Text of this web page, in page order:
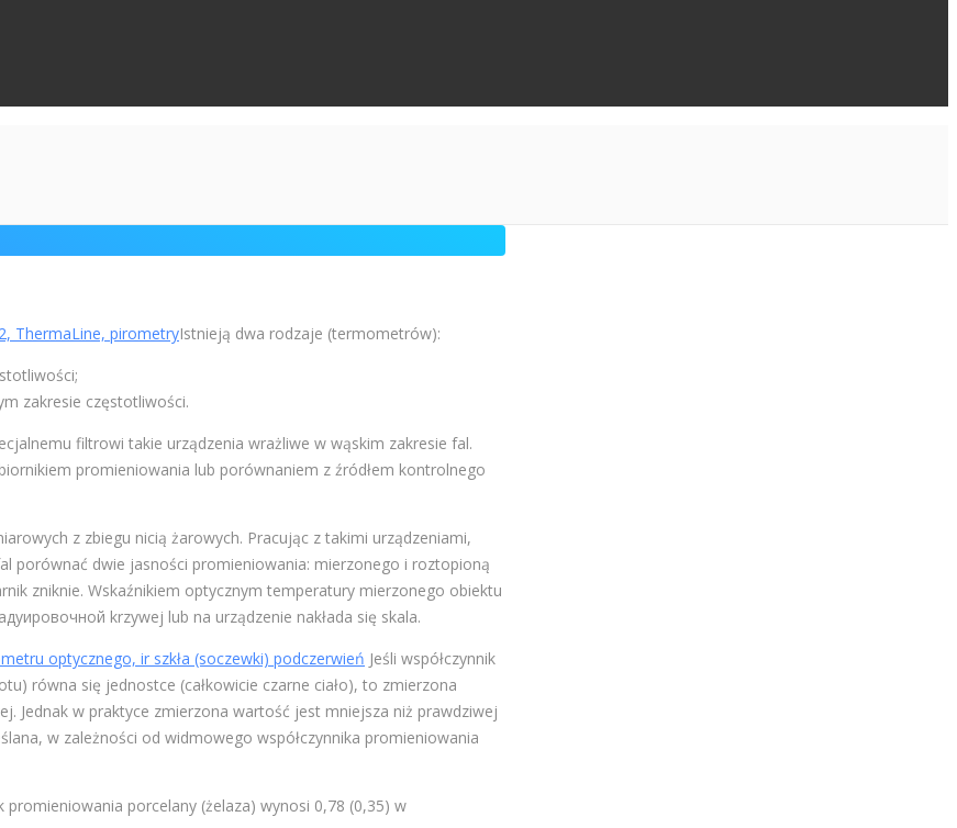
Istnieją dwa rodzaje (termometrów):
zakresie częstotliwości.
filtrowi takie urządzenia wrażliwe w wąskim zakresie fal.
promieniowania lub porównaniem z źródłem kontrolnego
z zbiegu nicią żarowych. Pracując z takimi urządzeniami,
porównać dwie jasności promieniowania: mierzonego i roztopioną
zniknie. Wskaźnikiem optycznym temperatury mierzonego obiektu
krzywej lub na urządzenie nakłada się skala.
Jeśli współczynnik
równa się jednostce (całkowicie czarne ciało), to zmierzona
Jednak w praktyce zmierzona wartość jest mniejsza niż prawdziwej
w zależności od widmowego współczynnika promieniowania
promieniowania porcelany (żelaza) wynosi 0,78 (0,35) w